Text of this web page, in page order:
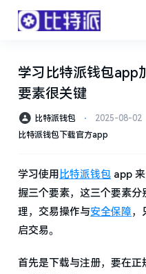
学习比特派钱包app
要素很关键
比特派钱包 ⋅ 2025-08-02
比特派钱包下载官方app
学习使用 比特派钱包 app
握三个要素，这三个要素分
理，交易操作与安全保障，
启交易。
首先是下载与注册，要在